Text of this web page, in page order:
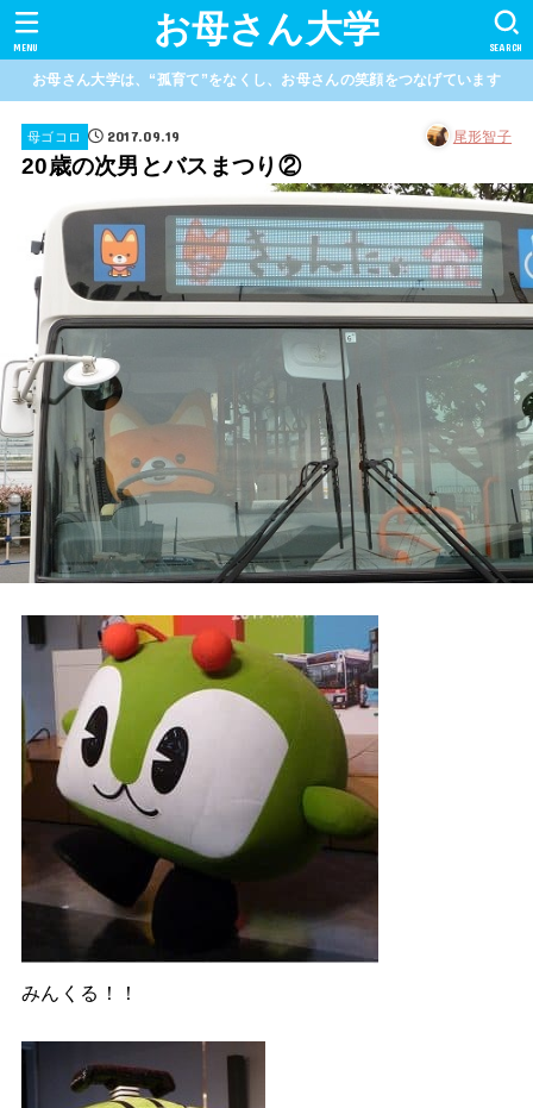
お母さん大学 SEARCH
MENU
お母さん大学は、“孤育て”をなくし、お母さんの笑顔をつなげています
母ゴコロ 2017.09.19 尾形智子
20歳の次男とバスまつり②
みんくる！！